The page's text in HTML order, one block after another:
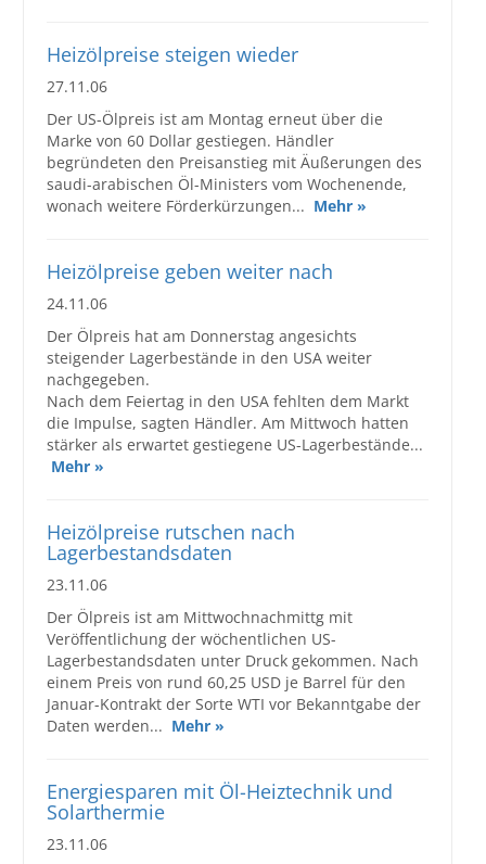
Heizölpreise steigen wieder
27.11.06
Der US-Ölpreis ist am Montag erneut über die
Marke von 60 Dollar gestiegen. Händler
begründeten den Preisanstieg mit Äußerungen des
saudi-arabischen Öl-Ministers vom Wochenende,
wonach weitere Förderkürzungen... Mehr »
Heizölpreise geben weiter nach
24.11.06
Der Ölpreis hat am Donnerstag angesichts
steigender Lagerbestände in den USA weiter
nachgegeben.
Nach dem Feiertag in den USA fehlten dem Markt
die Impulse, sagten Händler. Am Mittwoch hatten
stärker als erwartet gestiegene US-Lagerbestände...
Mehr »
Heizölpreise rutschen nach
Lagerbestandsdaten
23.11.06
Der Ölpreis ist am Mittwochnachmittg mit
Veröffentlichung der wöchentlichen US-
Lagerbestandsdaten unter Druck gekommen. Nach
einem Preis von rund 60,25 USD je Barrel für den
Januar-Kontrakt der Sorte WTI vor Bekanntgabe der
Daten werden... Mehr »
Energiesparen mit Öl-Heiztechnik und
Solarthermie
23.11.06